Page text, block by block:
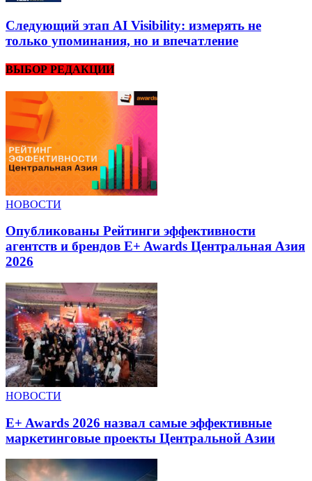
Следующий этап AI Visibility: измерять не
только упоминания, но и впечатление
ВЫБОР РЕДАКЦИИ
НОВОСТИ
Опубликованы Рейтинги эффективности
агентств и брендов E+ Awards Центральная Азия
2026
НОВОСТИ
E+ Awards 2026 назвал самые эффективные
маркетинговые проекты Центральной Азии